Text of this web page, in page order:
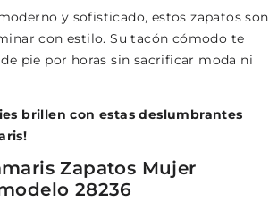
y sofisticado, estos zapatos son
con estilo. Su tacón cómodo te
pie por horas sin sacrificar moda ni
brillen con estas deslumbrantes
Zapatos Mujer
28236